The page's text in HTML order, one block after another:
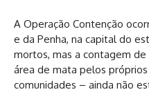
A Operação Contenção
e da Penha, na capital do
mortos, mas a contagem
área de mata pelos
comunidades – ainda não